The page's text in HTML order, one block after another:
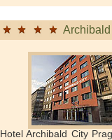
Hotel Archibald City